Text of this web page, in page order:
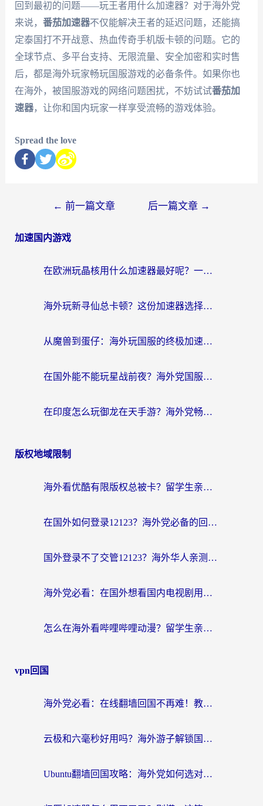
回到最初的问题——玩王者用什么加速器？对于海外党
来说， 番茄加速器不仅能解决王者的延迟问题，还能搞
定泰国打不开战意、热血传奇手机版卡顿的问题。它的
全球节点、多平台支持、无限流量、安全加密和实时售
后，都是海外玩家畅玩国服游戏的必备条件。如果你也
在海外，被国服游戏的网络问题困扰，不妨试试番茄加
速器，让你和国内玩家一样享受流畅的游戏体验。
Spread the love
← 前一篇文章 后一篇文章 →
加速国内游戏
在欧洲玩晶核用什么加速器最好呢？一个老玩家的真心话
海外玩新寻仙总卡顿？这份加速器选择指南让你秒回国服流畅体验
从魔兽到蛋仔：海外玩国服的终极加速指南，找到你的专属高速通道
在国外能不能玩星战前夜？海外党国服游戏不卡顿的秘密武器在这里
在印度怎么玩御龙在天手游？海外党畅玩国服的终极生存指南
版权地域限制
海外看优酷有限版权总被卡？留学生亲测有效的回国加速器选择指南
在国外如何登录12123？海外党必备的回国加速实用指南
国外登录不了交管12123？海外华人亲测有效的回国加速器选择指南
海外党必看：在国外想看国内电视剧用什么软件？3步解决地域限制
怎么在海外看哔哩哔哩动漫？留学生亲测有效的回国加速方案
vpn回国
海外党必看：在线翻墙回国不再难！教你选对加速器无缝刷国内资源
云极和六毫秒好用吗？海外游子解锁国内资源的真实答案
Ubuntu翻墙回国攻略：海外党如何选对加速器，无缝刷国内剧玩游戏？